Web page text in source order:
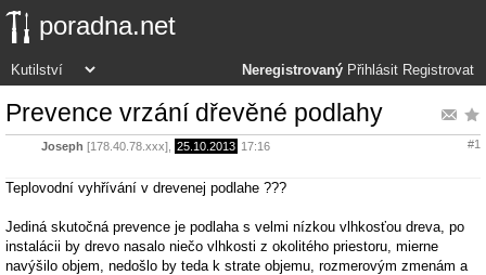
poradna.net
Neregistrovaný Přihlásit Registrovat
Prevence vrzání dřevěné podlahy
Joseph [178.40.78.xxx], 25.10.2013 17:16 #1
Teplovodní vyhřívání v drevenej podlahe ???
Jediná skutočná prevence je podlaha s velmi nízkou vlhkosťou dreva, po
instalácii by drevo nasalo niečo vlhkosti z okolitého priestoru, mierne
navýšilo objem, nedošlo by teda k strate objemu, rozmerovým zmenám a